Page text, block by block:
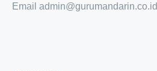
Email admin@gurumandarin.co.id